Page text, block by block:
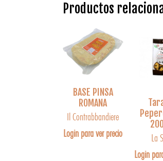
Productos
BASE PINSA
ROMANA
Il Contrabbandiere
Login para ver precio
La
Login